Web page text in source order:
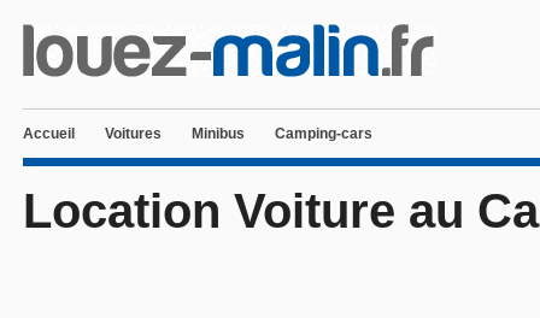
Accueil Voitures Minibus Camping-cars
Location Voiture au